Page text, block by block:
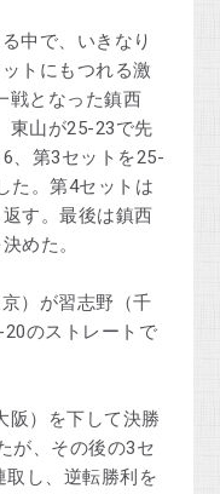
中で、いきなり
トにもつれる激
戦となった鎮西
東山が25-23で先
、第3セットを25-
た。第4セットは
す。最後は鎮西
めた。
）が習志野（千
のストレートで
阪）を下して決勝
が、その後の3セ
し、逆転勝利を